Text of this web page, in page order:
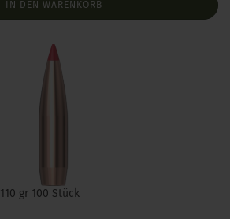
IN DEN WARENKORB
gr 100 Stück